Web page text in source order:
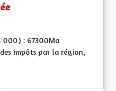
000) : 67300Ma
impôts par la région,